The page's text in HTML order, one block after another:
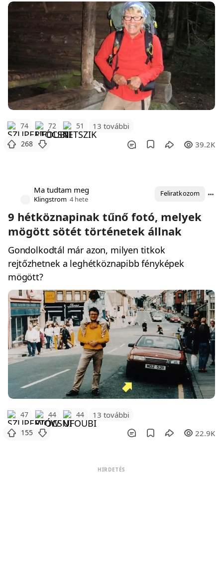
74 72 51 13 további
268 39.2K
Ma tudtam meg
Klingstrom 4 hete
Feliratkozom
9 hétköznapinak tűnő fotó, melyek
mögött sötét történetek állnak
Gondolkodtál már azon, milyen titkok
rejtőzhetnek a leghétköznapibb fényképek
mögött?
47 44 44 13 további
155 22.9K
HIRDETÉS